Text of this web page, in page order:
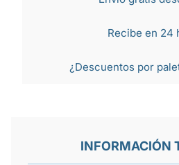
Recibe en 24
¿Descuentos por
INFORMACIÓN